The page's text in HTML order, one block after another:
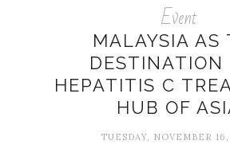
Event
MALAYSIA AS
DESTINATION
HEPATITIS C
HUB OF
TUESDAY, NOVEMBER